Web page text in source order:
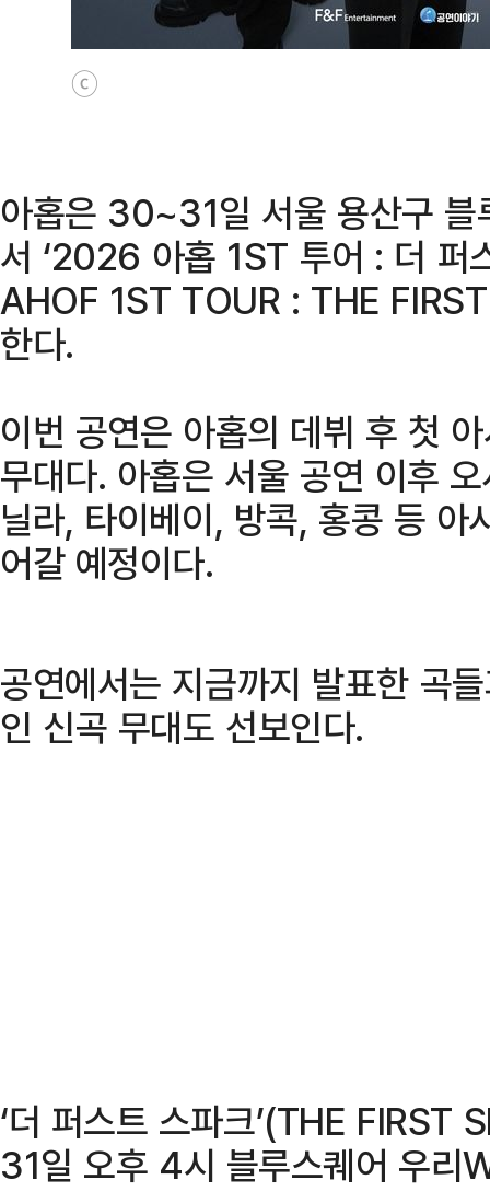
ⓒ
아홉은 30~31일 서울 용산구
서 ‘2026 아홉 1ST 투어 : 더 퍼
AHOF 1ST TOUR : THE
한다.
이번 공연은 아홉의 데뷔 후 첫
무대다. 아홉은 서울 공연 이후
닐라, 타이베이, 방콕, 홍콩 등
어갈 예정이다.
공연에서는 지금까지 발표한 곡
인 신곡 무대도 선보인다.
‘더 퍼스트 스파크’(THE
31일 오후 4시 블루스퀘어 우리